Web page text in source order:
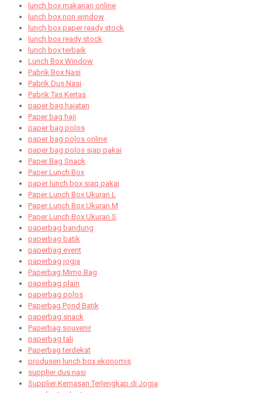
lunch box makanan online
lunch box non window
lunch box paper ready stock
lunch box ready stock
lunch box terbaik
Lunch Box Window
Pabrik Box Nasi
Pabrik Dus Nasi
Pabrik Tas Kertas
paper bag hajatan
Paper bag haji
paper bag polos
paper bag polos online
paper bag polos siap pakai
Paper Bag Snack
Paper Lunch Box
paper lunch box siap pakai
Paper Lunch Box Ukuran L
Paper Lunch Box Ukuran M
Paper Lunch Box Ukuran S
paperbag bandung
paperbag batik
paperbag event
paperbag jogja
Paperbag Mimo Bag
paperbag plain
paperbag polos
Paperbag Pond Batik
paperbag snack
Paperbag souvenir
paperbag tali
Paperbag terdekat
produsen lunch box ekonomis
supplier dus nasi
Supplier Kemasan Terlengkap di Jogja